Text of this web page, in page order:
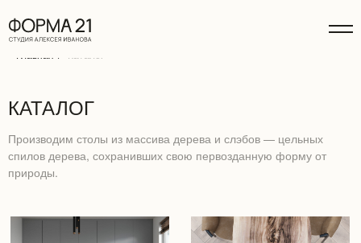
Главная / Каталог
КАТАЛОГ
Производим столы из массива дерева и слэбов — цельных
спилов дерева, сохранивших свою первозданную форму от
природы.